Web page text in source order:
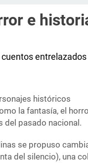
e
entrelazados
históricos
la fantasía, el
del pasado nacional.
se propuso
del silencio), una